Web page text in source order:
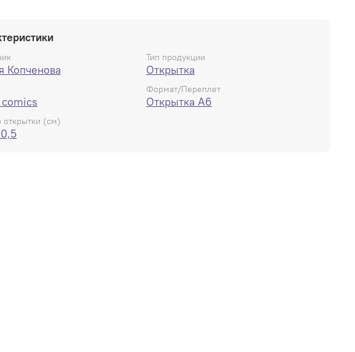
Копченова
Тип продукции
Открытка
comics
Формат/Переплет
Открытка А6
открытки (см)